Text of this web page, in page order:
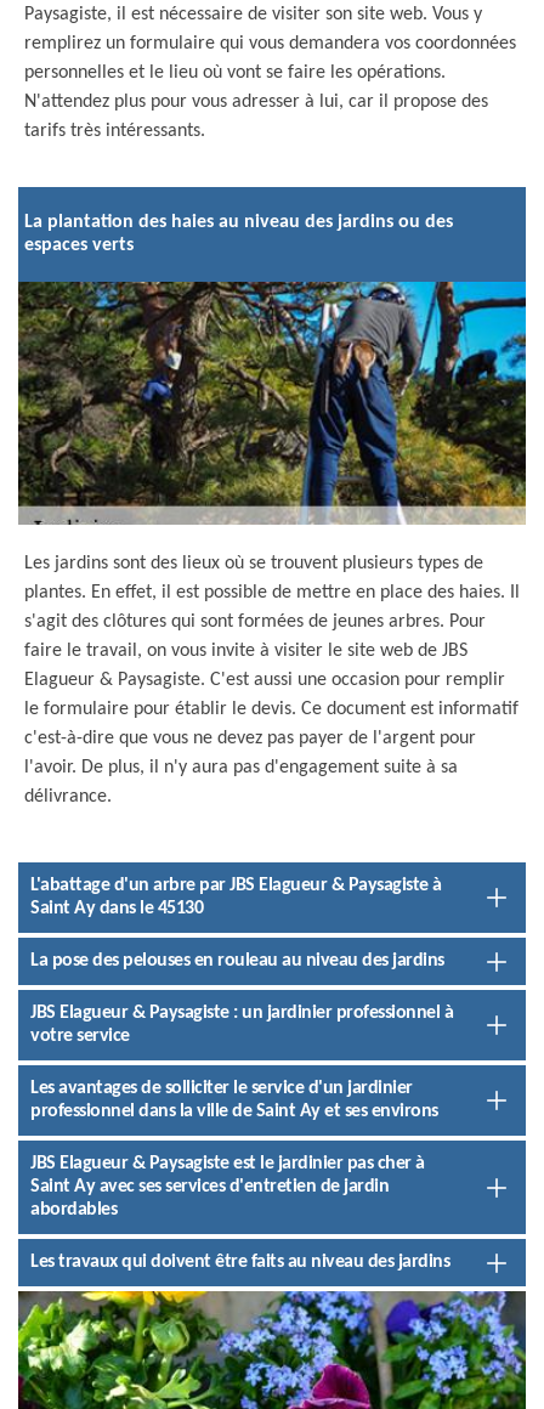
Paysagiste, il est nécessaire de visiter son site web. Vous y
remplirez un formulaire qui vous demandera vos coordonnées
personnelles et le lieu où vont se faire les opérations.
N'attendez plus pour vous adresser à lui, car il propose des
tarifs très intéressants.
La plantation des haies au niveau des jardins ou des
espaces verts
Les jardins sont des lieux où se trouvent plusieurs types de
plantes. En effet, il est possible de mettre en place des haies. Il
s'agit des clôtures qui sont formées de jeunes arbres. Pour
faire le travail, on vous invite à visiter le site web de JBS
Elagueur & Paysagiste. C'est aussi une occasion pour remplir
le formulaire pour établir le devis. Ce document est informatif
c'est-à-dire que vous ne devez pas payer de l'argent pour
l'avoir. De plus, il n'y aura pas d'engagement suite à sa
délivrance.
L'abattage d'un arbre par JBS Elagueur & Paysagiste à
Saint Ay dans le 45130
La pose des pelouses en rouleau au niveau des jardins
JBS Elagueur & Paysagiste : un jardinier professionnel à
votre service
Les avantages de solliciter le service d'un jardinier
professionnel dans la ville de Saint Ay et ses environs
JBS Elagueur & Paysagiste est le jardinier pas cher à
Saint Ay avec ses services d'entretien de jardin
abordables
Les travaux qui doivent être faits au niveau des jardins